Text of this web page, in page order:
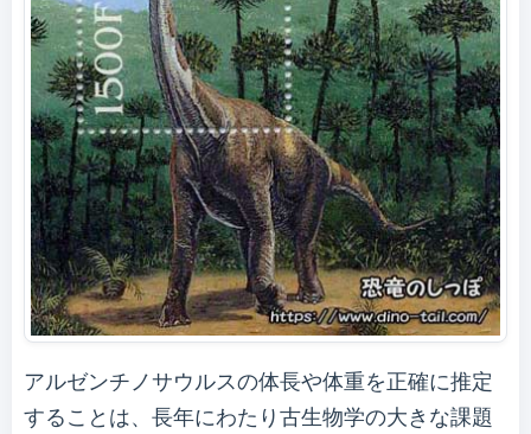
アルゼンチノサウルスの体長や体重を正確に推定
することは、長年にわたり古生物学の大きな課題